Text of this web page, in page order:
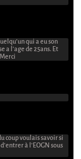
qui a eu son
a l’age de 25ans. Et
coup voulais savoir si
à l’EOGN sous